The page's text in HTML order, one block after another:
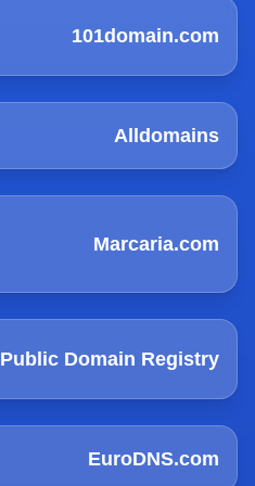
101domain.com
Alldomains
Marcaria.com
Public Domain Registry
EuroDNS.com